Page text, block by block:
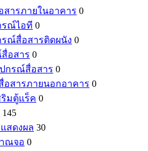
ารภายในอาคาร 0
รณ์ไอที 0
ณ์สื่อสารติดผนัง 0
อสาร 0
กรณ์สื่อสาร 0
สารภายนอกอาคาร 0
มตู้แร็ค 0
145
สดงผล 30
ณจอ 0